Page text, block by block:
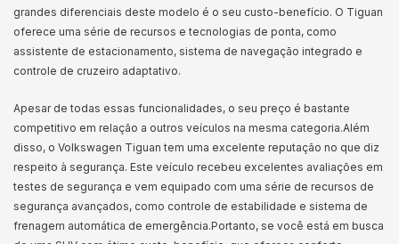
grandes diferenciais deste modelo é o seu custo-benefício. O Tiguan
oferece uma série de recursos e tecnologias de ponta, como
assistente de estacionamento, sistema de navegação integrado e
controle de cruzeiro adaptativo.
Apesar de todas essas funcionalidades, o seu preço é bastante
competitivo em relação a outros veículos na mesma categoria.Além
disso, o Volkswagen Tiguan tem uma excelente reputação no que diz
respeito à segurança. Este veículo recebeu excelentes avaliações em
testes de segurança e vem equipado com uma série de recursos de
segurança avançados, como controle de estabilidade e sistema de
frenagem automática de emergência.Portanto, se você está em busca